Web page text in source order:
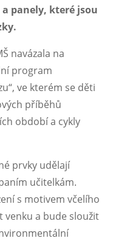
panely, které jsou
navázala na
program
ve kterém se děti
příběhů
období a cykly
prvky udělají
učitelkám.
s motivem včelího
a bude sloužit